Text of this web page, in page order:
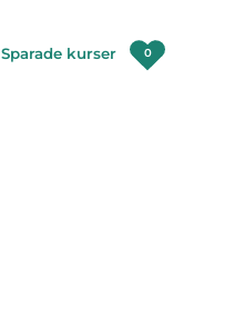
Sparade kurser 0